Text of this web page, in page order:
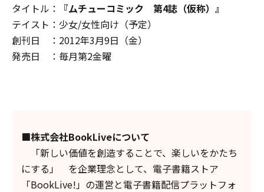
タイトル：
『ムチューコミック 第4誌（仮称）』
テイスト：少女/女性向け（予定）
創刊日 ：2012年3月9日（金）
発売日 ：毎月第2金曜
■株式会社BookLiveについて
「新しい価値を創造することで、楽しいをかたち
にする」 を企業理念として、電子書籍ストア
「BookLive!」の運営と電子書籍配信プラットフォ